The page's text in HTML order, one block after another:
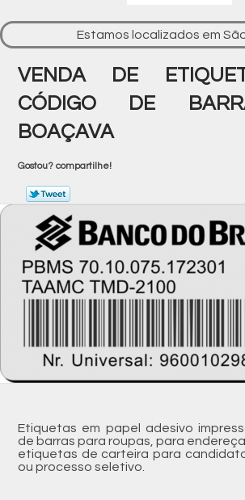
Estamos localizados em
VENDA DE
CÓDIGO DE
BOAÇAVA
Gostou? compartilhe!
Etiquetas em papel adesivo
de barras para roupas, para
etiquetas de carteira para
ou processo seletivo.